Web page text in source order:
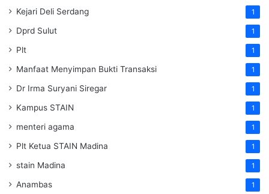
Kejari Deli Serdang 1
Dprd Sulut 1
Plt 1
Manfaat Menyimpan Bukti Transaksi 1
Dr Irma Suryani Siregar 1
Kampus STAIN 1
menteri agama 1
Plt Ketua STAIN Madina 1
stain Madina 1
Anambas 1